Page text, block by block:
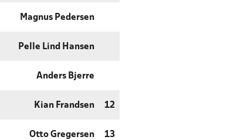
Magnus Pedersen
Pelle Lind Hansen
Anders Bjerre
Kian Frandsen 12
Otto Gregersen 13